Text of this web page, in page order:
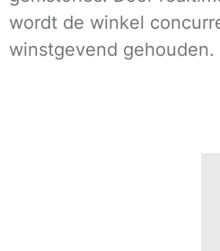
wordt de winkel
winstgevend gehouden.